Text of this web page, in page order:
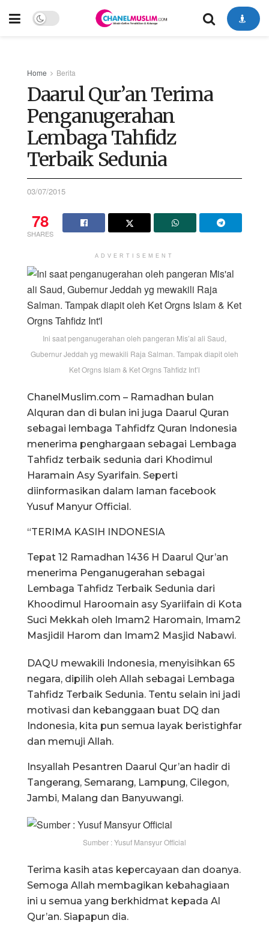
Home Berita
Daarul Qur’an Terima
Penganugerahan
Lembaga Tahfidz
Terbaik Sedunia
03/07/2015
78
SHARES
ADVERTISEMENT
Ini saat penganugerahan oleh pangeran Mis’al ali Saud,
Gubernur Jeddah yg mewakili Raja Salman. Tampak diapit oleh
Ket Orgns Islam & Ket Orgns Tahfidz Int’l
ChanelMuslim.com – Ramadhan bulan
Alquran dan di bulan ini juga Daarul Quran
sebagai lembaga Tahfidfz Quran Indonesia
menerima penghargaan sebagai Lembaga
Tahfidz terbaik sedunia dari Khodimul
Haramain Asy Syarifain. Seperti
diinformasikan dalam laman facebook
Yusuf Manyur Official.
“TERIMA KASIH INDONESIA
Tepat 12 Ramadhan 1436 H Daarul Qur’an
menerima Penganugerahan sebagai
Lembaga Tahfidz Terbaik Sedunia dari
Khoodimul Haroomain asy Syariifain di Kota
Suci Mekkah oleh Imam2 Haromain, Imam2
Masjidil Harom dan Imam2 Masjid Nabawi.
DAQU mewakili Indonesia, menyisihkan 65
negara, dipilih oleh Allah sebagai Lembaga
Tahfidz Terbaik Sedunia. Tentu selain ini jadi
motivasi dan kebanggaan buat DQ dan
Indonesia, kita pun semua layak beristighfar
dan memuji Allah.
Insyallah Pesantren Daarul Qur’an hadir di
Tangerang, Semarang, Lampung, Cilegon,
Jambi, Malang dan Banyuwangi.
Sumber : Yusuf Mansyur Official
Terima kasih atas kepercayaan dan doanya.
Semoga Allah membagikan kebahagiaan
ini u semua yang berkhidmat kepada Al
Qur’an. Siapapun dia.